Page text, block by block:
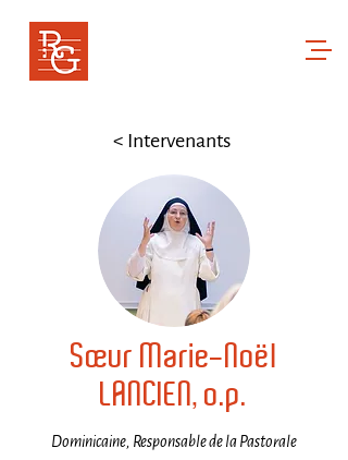
< Intervenants
Sœur Marie-Noël
LANCIEN, o.p.
Dominicaine, Responsable de la Pastorale